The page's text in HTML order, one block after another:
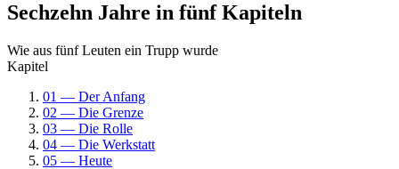
Sechzehn Jahre in fünf Kapiteln
Wie aus fünf Leuten ein Trupp wurde
Kapitel
01 — Der Anfang
02 — Die Grenze
03 — Die Rolle
04 — Die Werkstatt
05 — Heute